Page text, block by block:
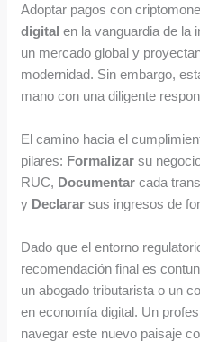
Adoptar pagos con
digital en la vanguardia de la
un mercado global y
modernidad. Sin embargo,
mano con una diligente
El camino hacia el
pilares: Formalizar su
RUC, Documentar cada
y Declarar sus ingresos de
Dado que el entorno
recomendación final es
un abogado tributarista o un
en economía digital. Un
navegar este nuevo paisaje